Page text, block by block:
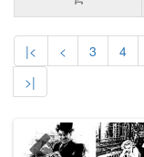
|< < 3 4
>|